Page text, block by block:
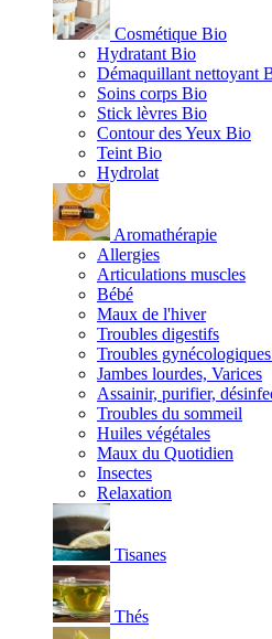
Cosmétique Bio
Hydratant Bio
Démaquillant nettoyant
Soins corps Bio
Stick lèvres Bio
Contour des Yeux Bio
Teint Bio
Hydrolat
Aromathérapie
Allergies
Articulations muscles
Bébé
Maux de l'hiver
Troubles digestifs
Troubles
Jambes lourdes, Varices
Assainir, purifier,
Troubles du sommeil
Huiles végétales
Maux du Quotidien
Insectes
Relaxation
Tisanes
Thés